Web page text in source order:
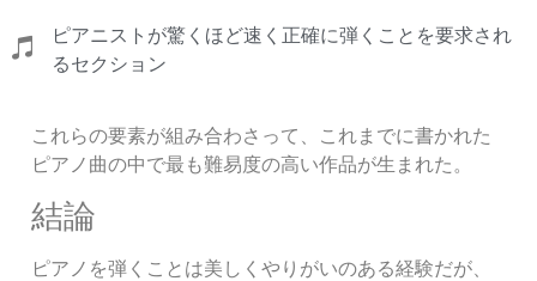
ピアニストが驚くほど速く正確に弾くことを要求され
るセクション
これらの要素が組み合わさって、これまでに書かれた
ピアノ曲の中で最も難易度の高い作品が生まれた。
結論
ピアノを弾くことは美しくやりがいのある経験だが、